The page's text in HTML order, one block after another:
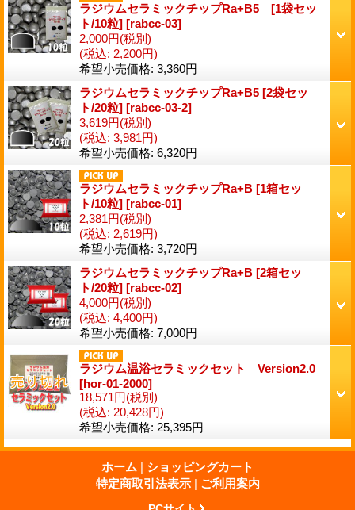
ラジウムセラミックチップRa+B5 [1袋セッ
ト/10粒] [rabcc-03]
2,000円(税別)
(税込: 2,200円)
希望小売価格: 3,360円
ラジウムセラミックチップRa+B5 [2袋セッ
ト/20粒] [rabcc-03-2]
3,619円(税別)
(税込: 3,981円)
希望小売価格: 6,320円
ラジウムセラミックチップRa+B [1箱セッ
ト/10粒] [rabcc-01]
2,381円(税別)
(税込: 2,619円)
希望小売価格: 3,720円
ラジウムセラミックチップRa+B [2箱セッ
ト/20粒] [rabcc-02]
4,000円(税別)
(税込: 4,400円)
希望小売価格: 7,000円
ラジウム温浴セラミックセット Version2.0
[hor-01-2000]
18,571円(税別)
(税込: 20,428円)
希望小売価格: 25,395円
ホーム | ショッピングカート
特定商取引法表示 | ご利用案内